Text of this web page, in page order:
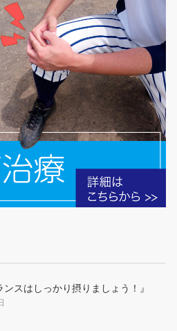
ンスはしっかり摂りましょう！』